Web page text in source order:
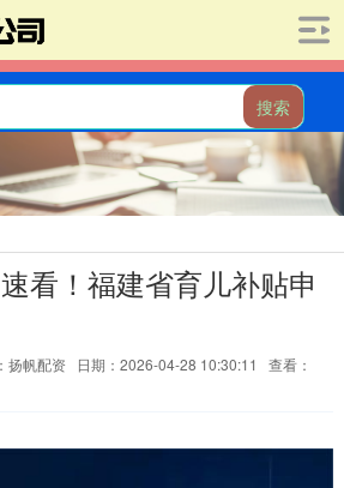
搜索
看！福建省育儿补贴申
扬帆配资 日期：2026-04-28 10:30:11
查看：